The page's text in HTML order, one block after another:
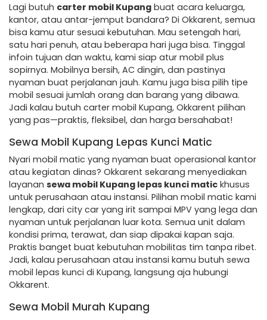
Lagi butuh carter mobil Kupang buat acara keluarga,
kantor, atau antar-jemput bandara? Di Okkarent, semua
bisa kamu atur sesuai kebutuhan. Mau setengah hari,
satu hari penuh, atau beberapa hari juga bisa. Tinggal
infoin tujuan dan waktu, kami siap atur mobil plus
sopirnya. Mobilnya bersih, AC dingin, dan pastinya
nyaman buat perjalanan jauh. Kamu juga bisa pilih tipe
mobil sesuai jumlah orang dan barang yang dibawa.
Jadi kalau butuh carter mobil Kupang, Okkarent pilihan
yang pas—praktis, fleksibel, dan harga bersahabat!
Sewa Mobil Kupang Lepas Kunci Matic
Nyari mobil matic yang nyaman buat operasional kantor
atau kegiatan dinas? Okkarent sekarang menyediakan
layanan sewa mobil Kupang lepas kunci matic khusus
untuk perusahaan atau instansi. Pilihan mobil matic kami
lengkap, dari city car yang irit sampai MPV yang lega dan
nyaman untuk perjalanan luar kota. Semua unit dalam
kondisi prima, terawat, dan siap dipakai kapan saja.
Praktis banget buat kebutuhan mobilitas tim tanpa ribet.
Jadi, kalau perusahaan atau instansi kamu butuh sewa
mobil lepas kunci di Kupang, langsung aja hubungi
Okkarent.
Sewa Mobil Murah Kupang